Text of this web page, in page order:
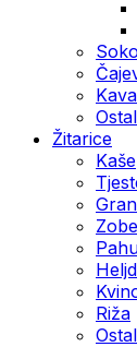
Kava
Žitarice
Kaše
Riža